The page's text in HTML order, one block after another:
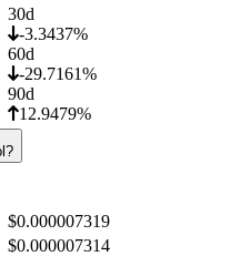
30d
-3.3437%
60d
-29.7161%
90d
12.9479%
$0.000007319
$0.000007314